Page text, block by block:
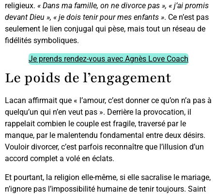
religieux. « Dans ma famille, on ne divorce pas », « j’ai promis
devant Dieu », « je dois tenir pour mes enfants ». Ce n’est pas
seulement le lien conjugal qui pèse, mais tout un réseau de
fidélités symboliques.
Je prends rendez-vous avec Agnès Love Coach
Le poids de l’engagement
Lacan affirmait que « l’amour, c’est donner ce qu’on n’a pas à
quelqu’un qui n’en veut pas ». Derrière la provocation, il
rappelait combien le couple est fragile, traversé par le
manque, par le malentendu fondamental entre deux désirs.
Vouloir divorcer, c’est parfois reconnaître que l’illusion d’un
accord complet a volé en éclats.
Et pourtant, la religion elle-même, si elle sacralise le mariage,
n’ignore pas l’impossibilité humaine de tenir toujours. Saint